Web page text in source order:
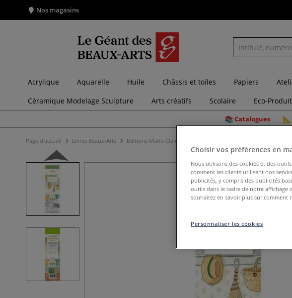
Nos magasins
Acrylique Aquarelle Huile Châssis et toiles Papiers
Céramique Modelage Sculpture
Arts créatifs Scolaire Eco-
Catalogues
Page d'accueil Livres Beaux-Arts Editions Marie-Claire
Choisir vos préférences en
Nous utilisons des cookies et des
comment les clients utilisent nos
publicités, y compris des publicités
outils dans le cadre de notre affichage
souhaitez en savoir plus sur comment
Personnaliser les cookies